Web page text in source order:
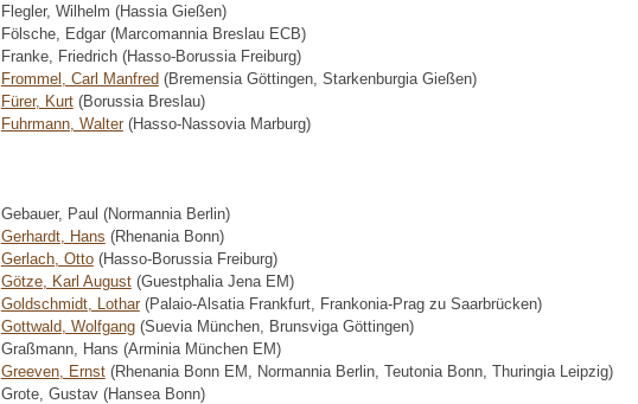
Flegler, Wilhelm (Hassia Gießen)
Fölsche, Edgar (Marcomannia Breslau ECB)
Franke, Friedrich (Hasso-Borussia Freiburg)
Frommel, Carl Manfred(Bremensia Göttingen, Starkenburgia Gießen)
Fürer, Kurt(Borussia Breslau)
Fuhrmann, Walter(Hasso-Nassovia Marburg)
Gebauer, Paul (Normannia Berlin)
Gerhardt, Hans (Rhenania Bonn)
Gerlach, Otto(Hasso-Borussia Freiburg)
Götze, Karl August(Guestphalia Jena EM)
Goldschmidt, Lothar(Palaio-Alsatia Frankfurt, Frankonia-Prag zu Saarbrücken)
Gottwald, Wolfgang(Suevia München, Brunsviga Göttingen)
Graßmann, Hans (Arminia München EM)
Greeven, Ernst(Rhenania Bonn EM, Normannia Berlin, Teutonia Bonn, Thuringia Leipzig)
Grote, Gustav (Hansea Bonn)